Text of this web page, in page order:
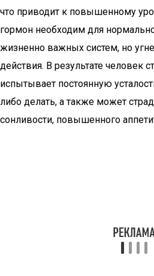
что приводит к повышенному
гормон необходим для
жизненно важных систем, но
действия. В результате человек
испытывает постоянную
либо делать, а также может
сонливости, повышенного